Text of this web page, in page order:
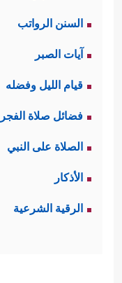
السنن الرواتب
آيات الصبر
قيام الليل وفضله
فضائل صلاة الفجر
الصلاة على النبي
الأذكار
الرقية الشرعية